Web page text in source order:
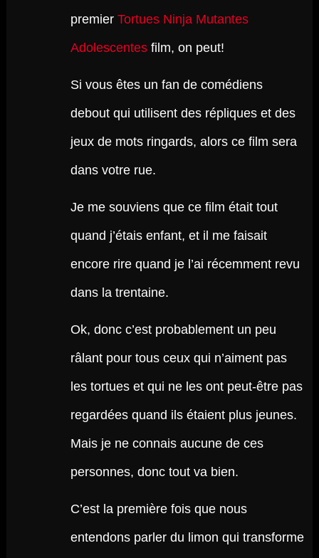
premier Tortues Ninja Mutantes
Adolescentesfilm, on peut!
Si vous êtes un fan de comédiens
debout qui utilisent des répliques et des
jeux de mots ringards, alors ce film sera
dans votre rue.
Je me souviens que ce film était tout
quand j’étais enfant, et il me faisait
encore rire quand je l’ai récemment revu
dans la trentaine.
Ok, donc c’est probablement un peu
râlant pour tous ceux qui n’aiment pas
les tortues et qui ne les ont peut-être pas
regardées quand ils étaient plus jeunes.
Mais je ne connais aucune de ces
personnes, donc tout va bien.
C’est la première fois que nous
entendons parler du limon qui transforme